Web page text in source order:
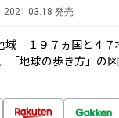
2021.03.18 発売
域 １９７ヵ国と４７
「地球の歩き方」の